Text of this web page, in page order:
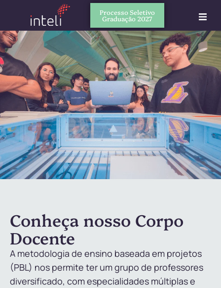
Processo Seletivo
Graduação 2027
Conheça nosso Corpo
Docente
A metodologia de ensino baseada em projetos
(PBL) nos permite ter um grupo de professores
diversificado, com especialidades múltiplas e